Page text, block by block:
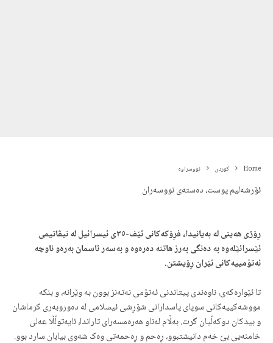
Home کوردی نووسراوە
ئۆرشەلیم پوست، دەستەی نووسەران
ڕۆژی هەینی لە بەیانیدا، فڕۆکەکانی ئێف-٣٥ی ئیسرائیل لە نیڤاتیمی
ئێسرائێلەوە بە دەنگی بەرز هاتنە دەرەوە و بەسەر ئاسمان بەرەو ناوچە
ئەتۆمییەکانی ئێران ڕۆیشتن.
تا ئێوارەکەی، ناوەندی پیتاندنی ئەتۆمی نەتەنز بوون به وێرانە، و بنکە
مووشەکییەکانی سوپای پاسدارانی شۆڕشی ئیسلامی لە دەوروبەری کرماشان
و بیدکان دوکەڵیان گرت. بەڵام لەناو هەرەمسەرای تاراندا، ئایەتوڵڵا عەلی
خامنەیی بێ خەم دانیشتبوو، ڕەحم و ڕەحمەتی وەک شەوی بیابان سارد بوو.